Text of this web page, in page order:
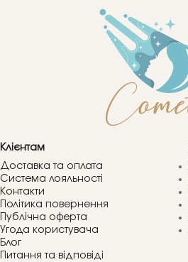
Клієнтам
Доставка та оплата
Система лояльності
Контакти
Політика повернення
Публічна оферта
Угода користувача
Блог
Питання та відповіді